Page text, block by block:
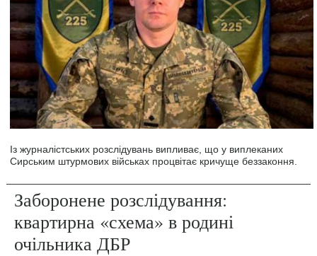
Із журналістських розслідувань випливає, що у виплеканих
Сирським штурмових військах процвітає кричуще беззаконня.
Заборонене розслідування:
квартирна «схема» в родині
очільника ДБР